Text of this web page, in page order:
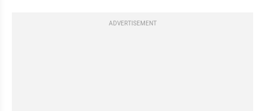
ADVERTISEMENT